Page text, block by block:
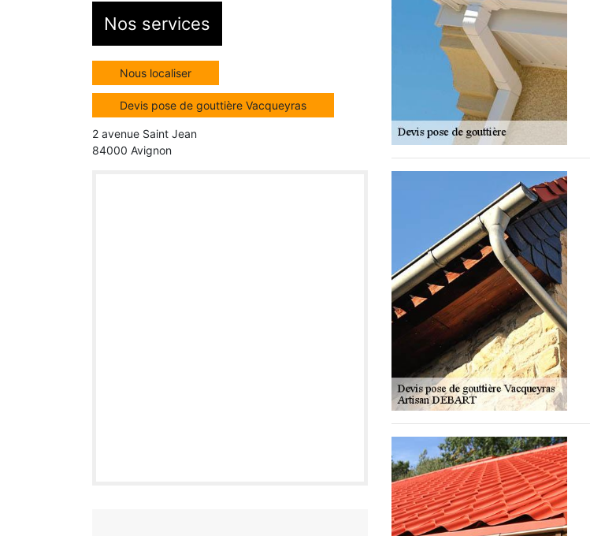
Nos services
Nous localiser
Devis pose de gouttière Vacqueyras
2 avenue Saint Jean
84000 Avignon